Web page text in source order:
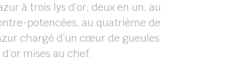
à trois lys d’or, deux en un, au
potencées, au quatrième de
chargé d’un cœur de gueules
mises au chef.